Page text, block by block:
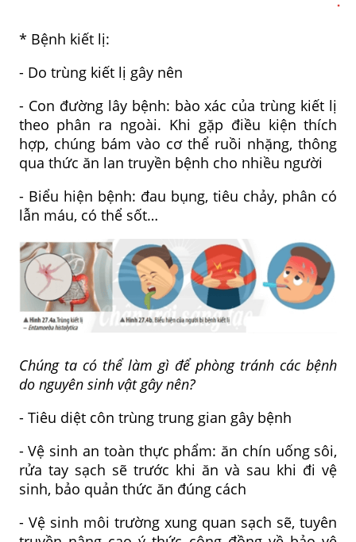
* Bệnh kiết lị:
- Do trùng kiết lị gây nên
- Con đường lây bệnh: bào xác của trùng kiết lị
theo phân ra ngoài. Khi gặp điều kiện thích
hợp, chúng bám vào cơ thể ruồi nhặng, thông
qua thức ăn lan truyền bệnh cho nhiều người
- Biểu hiện bệnh: đau bụng, tiêu chảy, phân có
lẫn máu, có thể sốt…
Chúng ta có thể làm gì để phòng tránh các bệnh
do nguyên sinh vật gây nên?
- Tiêu diệt côn trùng trung gian gây bệnh
- Vệ sinh an toàn thực phẩm: ăn chín uống sôi,
rửa tay sạch sẽ trước khi ăn và sau khi đi vệ
sinh, bảo quản thức ăn đúng cách
- Vệ sinh môi trường xung quan sạch sẽ, tuyên